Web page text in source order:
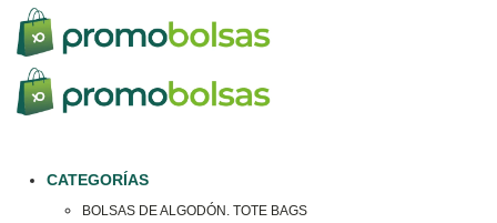
CATEGORÍAS
BOLSAS DE ALGODÓN. TOTE BAGS